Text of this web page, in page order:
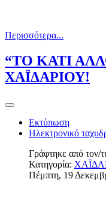
Περισσότερα...
“ΤΟ ΚΑΤΙ
ΧΑΪΔΑΡΙΟΥ!
Εκτύπωση
Ηλεκτρονικό
Γράφτηκε από τον/
Κατηγορία:
Πέμπτη, 19